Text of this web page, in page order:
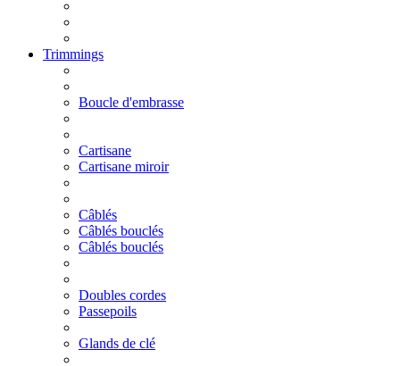
Trimmings
Boucle d'embrasse
Cartisane
Cartisane miroir
Câblés
Câblés bouclés
Câblés bouclés
Doubles cordes
Passepoils
Glands de clé